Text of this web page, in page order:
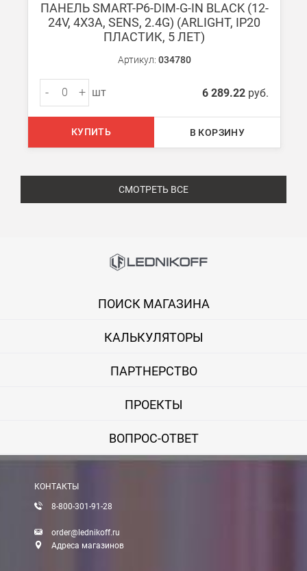
ПАНЕЛЬ SMART-P6-DIM-G-IN BLACK (12-
24V, 4X3A, SENS, 2.4G) (ARLIGHT, IP20
ПЛАСТИК, 5 ЛЕТ)
Артикул: 034780
- + шт 6 289.22 руб.
КУПИТЬ В КОРЗИНУ
СМОТРЕТЬ ВСЕ
ПОИСК МАГАЗИНА
КАЛЬКУЛЯТОРЫ
ПАРТНЕРСТВО
ПРОЕКТЫ
ВОПРОС-ОТВЕТ
КОНТАКТЫ
8-800-301-91-28
order@lednikoff.ru
Адреса магазинов